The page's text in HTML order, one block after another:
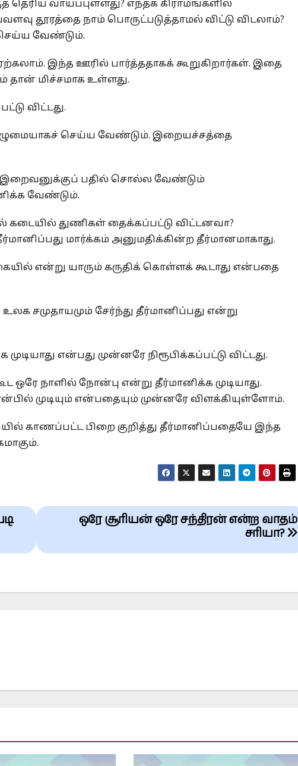
தெரிய வாய்ப்புள்ளது? எந்தக் கிராமங்களில்
தூரத்தை நாம் பொருட்படுத்தாமல் விட்டு விடலாம்?
வேண்டும்.
இந்த ஊரில் பார்த்ததாகக் கூறுகிறார்கள். இதை
தான் மிச்சமாக உள்ளது.
விட்டது.
செய்ய வேண்டும். இறையச்சத்தை
இறைவனுக்குப் பதில் சொல்ல வேண்டும்
வேண்டும்.
கடையில் துணிகள் தைக்கப்பட்டு விட்டனவா?
மார்க்கம் அனுமதிக்கின்ற தீர்மானமாகாது.
என்று யாரும் கருதிக் கொள்ளக் கூடாது என்பதை
சமுதாயமும் சேர்ந்து தீர்மானிப்பது என்று
என்பது முன்னரே நிரூபிக்கப்பட்டு விட்டது.
நாளில் நோன்பு என்று தீர்மானிக்க முடியாது.
முடியும் என்பதையும் முன்னரே விளக்கியுள்ளோம்.
காணப்பட்ட பிறை குறித்து தீர்மானிப்பதையே இந்த
ஒரே சூரியன் ஒரே சந்திரன் என்ற வாதம்
சரியா?